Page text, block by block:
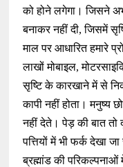
को होने लगेगा। जिसने
बनाकर नहीं दी, जिसमें
माल पर आधारित हमारे
लाखों मोबाइल,
सृष्टि के कारखाने में से
कापी नहीं होता। मनुष्य
नहीं देते। पेड़ की बात तो
पत्तियों में भी फर्क देखा
ब्रह्मांड की